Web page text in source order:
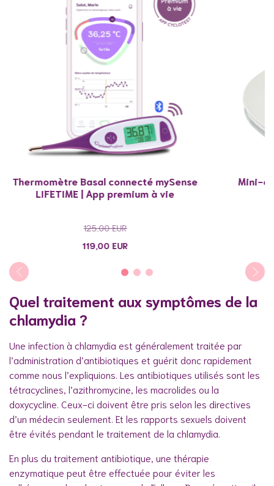
Thermomètre Basal connecté mySense
LIFETIME | App premium à vie
125,00EUR
119,00EUR
Mini-
Quel traitement aux symptômes de la
chlamydia ?
Une infection à chlamydia est généralement traitée par
l’administration d’antibiotiques et guérit donc rapidement
comme nous l’expliquions. Les antibiotiques utilisés sont les
tétracyclines, l’azithromycine, les macrolides ou la
doxycycline. Ceux-ci doivent être pris selon les directives
d’un médecin seulement. Et les rapports sexuels doivent
être évités pendant le traitement de la chlamydia.
En plus du traitement antibiotique, une thérapie
enzymatique peut être effectuée pour éviter les